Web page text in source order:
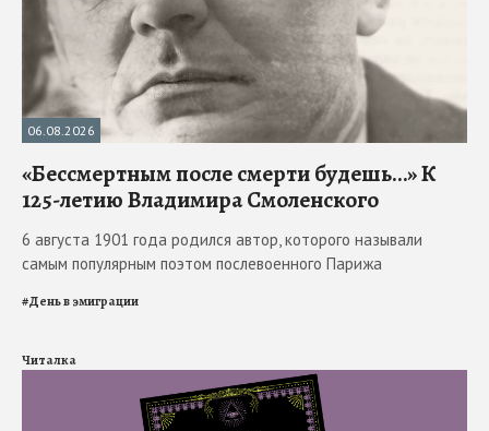
06.08.2026
«Бессмертным после смерти будешь…» К
125-летию Владимира Смоленского
6 августа 1901 года родился автор, которого называли
самым популярным поэтом послевоенного Парижа
#День в эмиграции
Читалка